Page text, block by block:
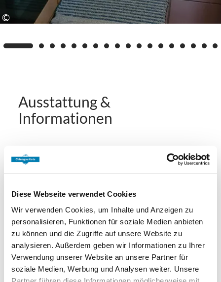
Diese Webseite verwendet Cookies
Wir verwenden Cookies, um Inhalte und Anzeigen zu
personalisieren, Funktionen für soziale Medien anbieten
zu können und die Zugriffe auf unsere Website zu
analysieren. Außerdem geben wir Informationen zu Ihrer
Verwendung unserer Website an unsere Partner für
soziale Medien, Werbung und Analysen weiter. Unsere
©
Ausstattung &
Informationen
An- und Abreise
Anreise: 15:00 - 18:00 Abreise: 08:00 - 10:00
Services
Nahverkehr in der Nähe
kostenloser Parkplatz
Gepäckaufbewahrung
Behindertengerechte Parkplätze
Fahrradparkplätze
Parkplatz am Haus
Zahlungsoptionen vor Ort
Ausschließlich Barzahlung
Aktivitäten